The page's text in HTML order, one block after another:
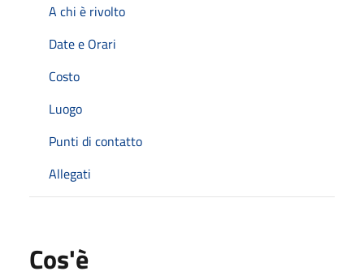
A chi è rivolto
Date e Orari
Costo
Luogo
Punti di contatto
Allegati
Cos'è